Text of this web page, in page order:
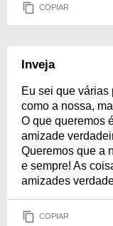
COPIAR
Inveja
Eu sei que
como a nossa,
O que queremos
amizade
Queremos que a
e sempre! As
amizades
COPIAR